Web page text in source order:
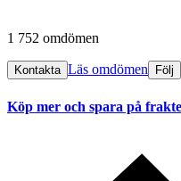
1 752 omdömen
Kontakta Läs omdömen Följ
Köp mer och spara på